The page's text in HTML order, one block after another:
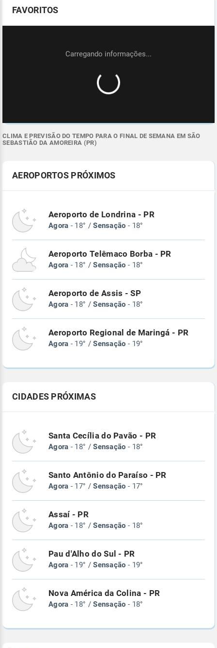
FAVORITOS
CLIMA E PREVISÃO DO TEMPO PARA O FINAL DE SEMANA EM SÃO
SEBASTIÃO DA AMOREIRA (PR)
AEROPORTOS PRÓXIMOS
Aeroporto de Londrina - PR
Agora - 18° /Sensação - 18°
Aeroporto Telêmaco Borba - PR
Agora - 18° /Sensação - 18°
Aeroporto de Assis - SP
Agora - 18° /Sensação - 18°
Aeroporto Regional de Maringá - PR
Agora - 19° /Sensação - 19°
CIDADES PRÓXIMAS
Santa Cecília do Pavão - PR
Agora - 18° /Sensação - 18°
Santo Antônio do Paraíso - PR
Agora - 17° /Sensação - 17°
Assaí - PR
Agora - 18° /Sensação - 18°
Pau d'Alho do Sul - PR
Agora - 19° /Sensação - 19°
Nova América da Colina - PR
Agora - 18° /Sensação - 18°